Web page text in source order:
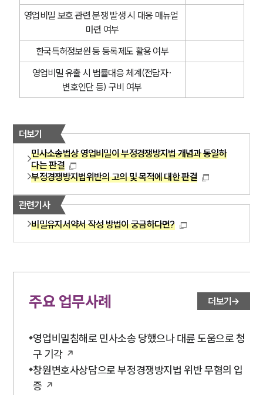
영업비밀 보호 관련 분쟁 발생 시 대응 매뉴얼
마련 여부
한국특허정보원 등 등록제도 활용 여부
영업비밀 유출 시 법률대응 체계(전담자·
변호인단 등) 구비 여부
더보기
민사소송법상 영업비밀이 부정경쟁방지법 개념과 동일하
다는 판결
부정경쟁방지법위반의 고의 및 목적에 대한 판결
관련기사
비밀유지서약서 작성 방법이 궁금하다면?
주요 업무사례 더보기
영업비밀침해로 민사소송 당했으나 대륜 도움으로 청
구 기각
창원변호사상담으로 부정경쟁방지법 위반 무혐의 입
증